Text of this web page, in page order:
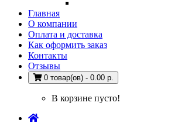
Главная
О компании
Оплата и доставка
Как оформить заказ
Контакты
Отзывы
0 товар(ов) - 0.00 р.
В корзине пусто!